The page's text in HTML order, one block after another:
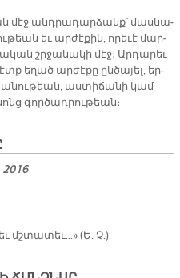
մէջ անդ­րա­դար­ձանք՝ մաս­նա­
եւ ար­ժէ­քին, ո­րե­ւէ մար­
շրջա­նա­կի մէջ։ Ար­դա­րեւ
ե­ղած ար­ժէ­քը ըն­ծա­յել, եր­
աս­տի­ճա­նի կամ
գոր­ծադ­րու­թեան։
մշտատ­եւ...» (Ե. Չ.):